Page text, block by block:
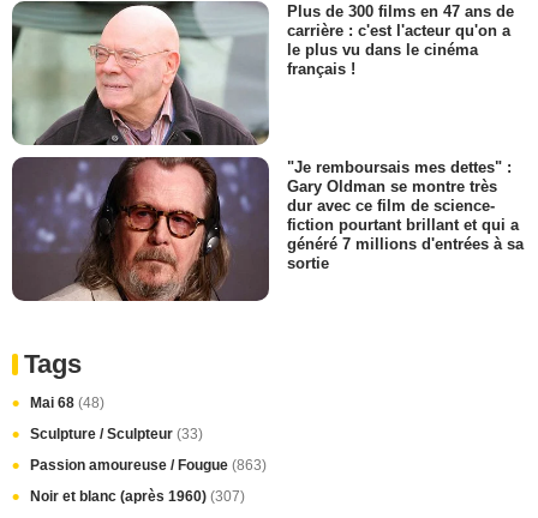
Plus de 300 films en 47 ans de
carrière : c'est l'acteur qu'on a
le plus vu dans le cinéma
français !
"Je remboursais mes dettes" :
Gary Oldman se montre très
dur avec ce film de science-
fiction pourtant brillant et qui a
généré 7 millions d'entrées à sa
sortie
Tags
Mai 68 (48)
Sculpture / Sculpteur (33)
Passion amoureuse / Fougue (863)
Noir et blanc (après 1960) (307)